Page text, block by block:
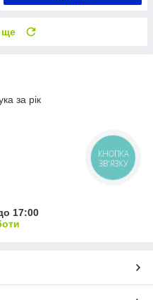
ще
за рік
17:00
КНОПКА
ЗВ'ЯЗКУ